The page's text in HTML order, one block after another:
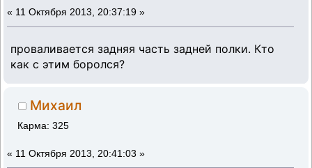
« 11 Октября 2013, 20:37:19 »
проваливается задняя часть задней полки. Кто
как с этим боролся?
Михаил
Карма: 325
« 11 Октября 2013, 20:41:03 »